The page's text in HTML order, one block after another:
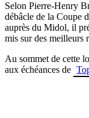
Selon Pierre-Henry
débâcle de la Coupe
auprès du Midol, il
mis sur des meilleurs
Au sommet de cette
aux échéances de